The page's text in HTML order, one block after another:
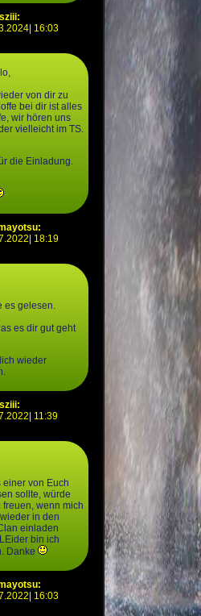
16:03
von dir zu
bei dir ist alles
wir hören uns
vielleicht im TS.
die Einladung.
18:19
es gelesen.
es dir gut geht
wieder
11:39
einer von Euch
sollte, würde
freuen, wenn mich
in den
einladen
bin ich
Danke
16:03